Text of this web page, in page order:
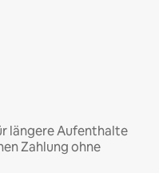
längere Aufenthalte
Zahlung ohne